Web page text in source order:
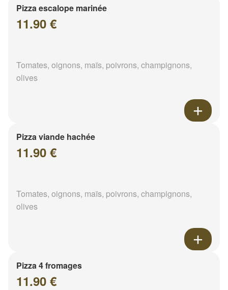
Pizza escalope marinée
11.90 €
Tomates, oignons, maïs, poivrons, champignons,
olives
Pizza viande hachée
11.90 €
Tomates, oignons, maïs, poivrons, champignons,
olives
Pizza 4 fromages
11.90 €